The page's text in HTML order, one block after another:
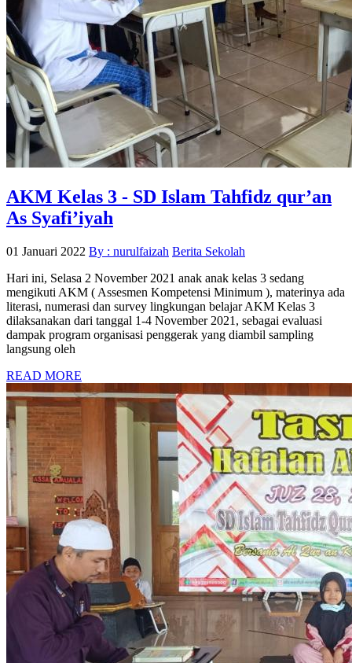
AKM Kelas 3 - SD Islam Tahfidz qur’an
As Syafi’iyah
01 Januari 2022 By : nurulfaizah Berita Sekolah
Hari ini, Selasa 2 November 2021 anak anak kelas 3 sedang
mengikuti AKM ( Assesmen Kompetensi Minimum ), materinya ada
literasi, numerasi dan survey lingkungan belajar AKM Kelas 3
dilaksanakan dari tanggal 1-4 November 2021, sebagai evaluasi
dampak program organisasi penggerak yang diambil sampling
langsung oleh
READ MORE